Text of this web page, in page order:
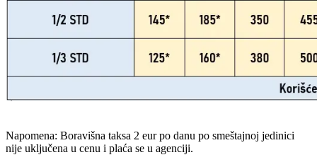
Napomena: Boravišna taksa 2 eur po danu po smeštajnoj jedinici
nije uključena u cenu i plaća se u agenciji.